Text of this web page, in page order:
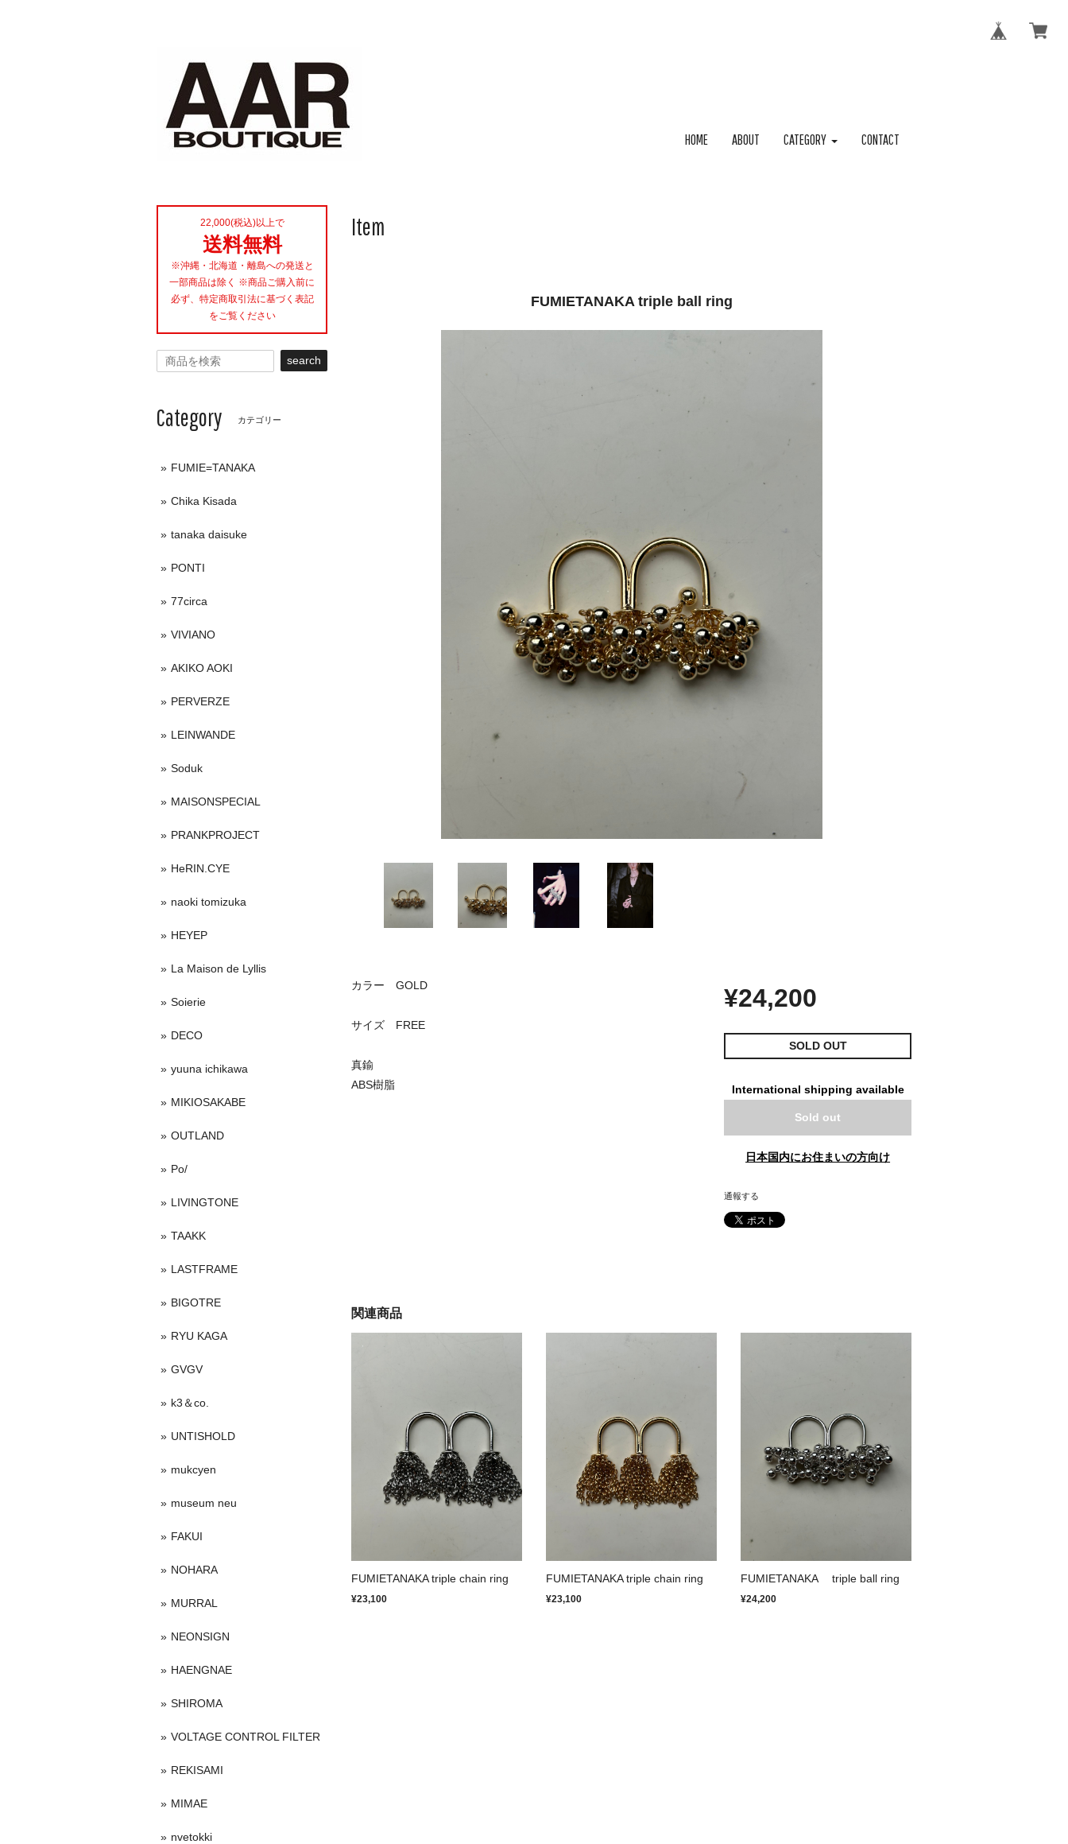
HOME ABOUT CATEGORY CONTACT
Item
FUMIETANAKA triple ball ring
カラー GOLD
サイズ FREE
真鍮
ABS樹脂
¥24,200
SOLD OUT
International shipping available
Sold out
日本国内にお住まいの方向け
通報する
関連商品
FUMIETANAKA triple chain ring
¥23,100
FUMIETANAKA triple chain ring
¥23,100
FUMIETANAKA triple ball ring
¥24,200
22,000(税込)以上で
送料無料
※沖縄・北海道・離島への発送と
一部商品は除く ※商品ご購入前に
必ず、特定商取引法に基づく表記
をご覧ください
search
Category カテゴリー
FUMIE=TANAKA
Chika Kisada
tanaka daisuke
PONTI
77circa
VIVIANO
AKIKO AOKI
PERVERZE
LEINWANDE
Soduk
MAISONSPECIAL
PRANKPROJECT
HeRIN.CYE
naoki tomizuka
HEYEP
La Maison de Lyllis
Soierie
DECO
yuuna ichikawa
MIKIOSAKABE
OUTLAND
Po/
LIVINGTONE
TAAKK
LASTFRAME
BIGOTRE
RYU KAGA
GVGV
k3＆co.
UNTISHOLD
mukcyen
museum neu
FAKUI
NOHARA
MURRAL
NEONSIGN
HAENGNAE
SHIROMA
VOLTAGE CONTROL FILTER
REKISAMI
MIMAE
nvetokki